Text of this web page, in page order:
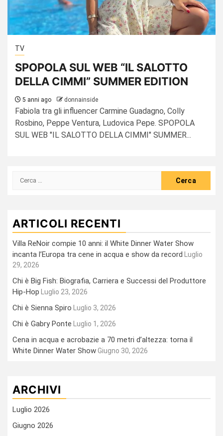
TV
SPOPOLA SUL WEB “IL SALOTTO
DELLA CIMMI” SUMMER EDITION
5 anni ago donnainside
Fabiola tra gli influencer Carmine Guadagno, Colly
Rosbino, Peppe Ventura, Ludovica Pepe. SPOPOLA
SUL WEB "IL SALOTTO DELLA CIMMI" SUMMER...
Ricerca
ARTICOLI RECENTI
Villa ReNoir compie 10 anni: il White Dinner Water Show
incanta l’Europa tra cene in acqua e show da record
Luglio
29, 2026
Chi è Big Fish: Biografia, Carriera e Successi del Produttore
Hip-Hop
Luglio 23, 2026
Chi è Sienna Spiro Luglio 3, 2026
Chi è Gabry Ponte Luglio 1, 2026
Cena in acqua e acrobazie a 70 metri d’altezza: torna il
White Dinner Water ShowGiugno 30, 2026
ARCHIVI
Luglio 2026
Giugno 2026